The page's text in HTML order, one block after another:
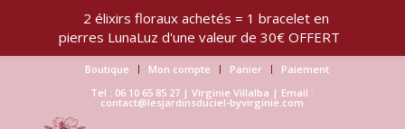
Boutique Mon compte Panier
Paiement
Tel : 06 10 65 85 27 | Virginie Villalba | Email :
contact@lesjardinsduciel-byvirginie.com
2 élixirs floraux achetés = 1 bracelet en
pierres LunaLuz d'une valeur de 30€ OFFERT